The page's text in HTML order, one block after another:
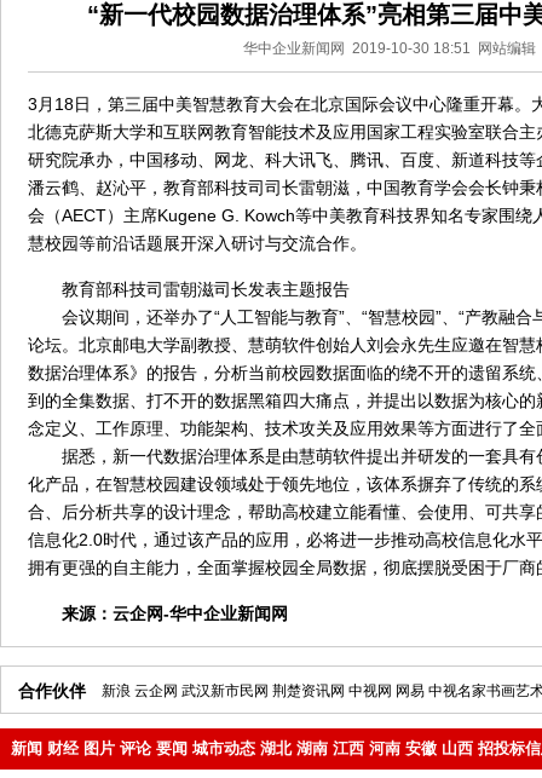
“新一代校园数据治理体系”亮相第三届中
华中企业新闻网 2019-10-30 18:51 网站编辑
3月18日，第三届中美智慧教育大会在北京国际会议中心隆重开幕。
北德克萨斯大学和互联网教育智能技术及应用国家工程实验室联合
研究院承办，中国移动、网龙、科大讯飞、腾讯、百度、新道科技
潘云鹤、赵沁平，教育部科技司司长雷朝滋，中国教育学会会长钟
会（AECT）主席Kugene G. Kowch等中美教育科技界知名专家围绕
慧校园等前沿话题展开深入研讨与交流合作。
教育部科技司雷朝滋司长发表主题报告
会议期间，还举办了“人工智能与教育”、“智慧校园”、“产教融合
论坛。北京邮电大学副教授、慧萌软件创始人刘会永先生应邀在智
数据治理体系》的报告，分析当前校园数据面临的绕不开的遗留系
到的全集数据、打不开的数据黑箱四大痛点，并提出以数据为核心
念定义、工作原理、功能架构、技术攻关及应用效果等方面进行了全
据悉，新一代数据治理体系是由慧萌软件提出并研发的一套具有
化产品，在智慧校园建设领域处于领先地位，该体系摒弃了传统的
合、后分析共享的设计理念，帮助高校建立能看懂、会使用、可共
信息化2.0时代，通过该产品的应用，必将进一步推动高校信息化水
拥有更强的自主能力，全面掌握校园全局数据，彻底摆脱受困于厂商
来源： 云企网-华中企业新闻网
合作伙伴 新浪 云企网 武汉新市民网 荆楚资讯网 中视网 网易 中视名家书画艺
新闻 财经 图片 评论 要闻 城市动态 湖北 湖南 江西 河南 安徽 山西 招投标